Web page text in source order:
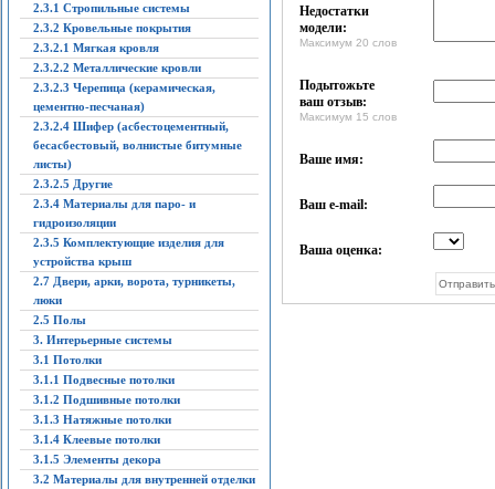
2.3.1 Стропильные системы
2.3.2 Кровельные покрытия
2.3.2.1 Мягкая кровля
2.3.2.2 Металлические кровли
2.3.2.3 Черепица (керамическая,
цементно-песчаная)
2.3.2.4 Шифер (асбестоцементный,
бесасбестовый, волнистые битумные
листы)
2.3.2.5 Другие
2.3.4 Материалы для паро- и
гидроизоляции
2.3.5 Комплектующие изделия для
устройства крыш
2.7 Двери, арки, ворота, турникеты,
люки
2.5 Полы
3. Интерьерные системы
3.1 Потолки
3.1.1 Подвесные потолки
3.1.2 Подшивные потолки
3.1.3 Натяжные потолки
3.1.4 Клеевые потолки
3.1.5 Элементы декора
3.2 Материалы для внутренней отделки
Недостатки
модели:
Максимум 20 слов
Подытожьте
ваш отзыв:
Максимум 15 слов
Ваше имя:
Ваш e-mail:
Ваша оценка: